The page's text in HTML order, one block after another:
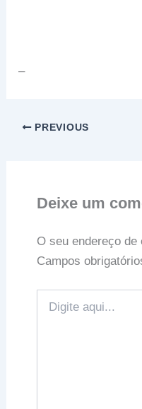
–
PREVIOUS
Deixe um
O seu endereço de
Campos
aqui...